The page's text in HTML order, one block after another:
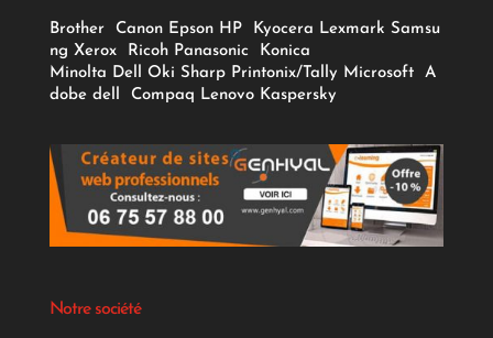
Brother Canon Epson HP Kyocera Lexmark Samsu
ng Xerox Ricoh Panasonic
Konica
Minolta Dell Oki Sharp Printonix/Tally Microsoft
A
dobe dell Compaq Lenovo Kaspersky
Notre société